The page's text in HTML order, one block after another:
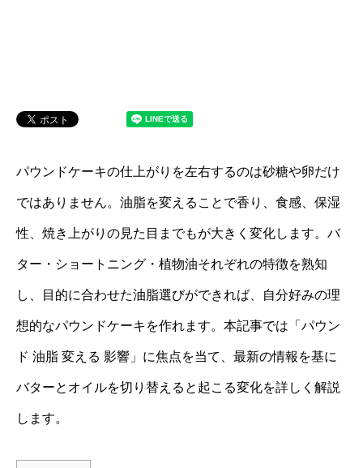
パウンドケーキの仕上がりを左右するのは砂糖や卵だけ
ではありません。油脂を変えることで香り、食感、保湿
性、焼き上がりの見た目までもが大きく変化します。バ
ター・ショートニング・植物油それぞれの特徴を熟知
し、目的に合わせた油脂選びができれば、自分好みの理
想的なパウンドケーキを作れます。本記事では「パウン
ド 油脂 変える 影響」に焦点を当て、最新の情報を基に
バターとオイルを切り替えると起こる変化を詳しく解説
します。